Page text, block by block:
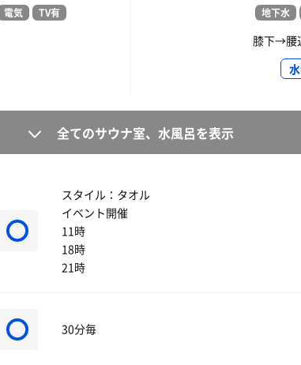
電気 TV有 地下水
膝下→腰
全てのサウナ室、水風呂を表示
スタイル：タオル
イベント開催
11時
18時
21時
30分毎